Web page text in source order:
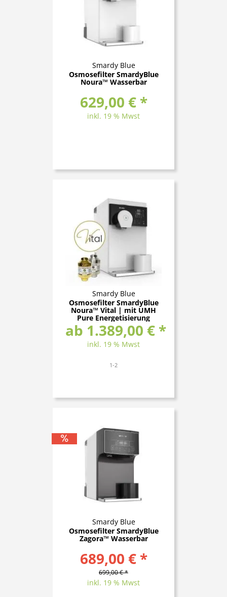
Smardy Blue
Osmosefilter SmardyBlue
Noura™ Wasserbar
629,00 € *
inkl. 19 % Mwst
Smardy Blue
Osmosefilter SmardyBlue
Noura™ Vital | mit UMH
Pure Energetisierung
ab 1.389,00 € *
inkl. 19 % Mwst
1-2
Smardy Blue
Osmosefilter SmardyBlue
Zagora™ Wasserbar
689,00 € *
699,00 € *
inkl. 19 % Mwst